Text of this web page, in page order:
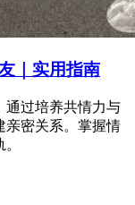
｜实用指南
通过培养共情力与
亲密关系。掌握情